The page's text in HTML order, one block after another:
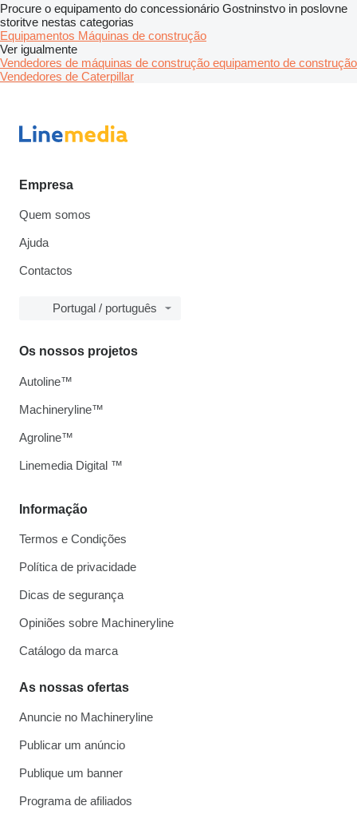
Procure o equipamento do concessionário Gostninstvo in poslovne
storitve nestas categorias
Equipamentos Máquinas de construção
Ver igualmente
Vendedores de máquinas de construção equipamento de construção
Vendedores de Caterpillar
Empresa
Quem somos
Ajuda
Contactos
Portugal / português
Informação
Termos e Condições
Política de privacidade
Dicas de segurança
Opiniões sobre Machineryline
Catálogo da marca
As nossas ofertas
Anuncie no Machineryline
Publicar um anúncio
Publique um banner
Programa de afiliados
Os nossos projetos
Autoline™
Machineryline™
Agroline™
Linemedia Digital ™